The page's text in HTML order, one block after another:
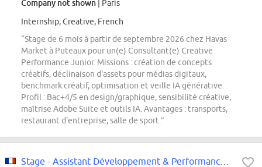
Company not shown | Paris
Internship, Creative, French
“Stage de 6 mois à partir de septembre 2026 chez Havas
Market à Puteaux pour un(e) Consultant(e) Creative
Performance Junior. Missions : création de concepts
créatifs, déclinaison d'assets pour médias digitaux,
benchmark créatif, optimisation et veille IA générative.
Profil : Bac+4/5 en design/graphique, sensibilité créative,
maîtrise Adobe Suite et outils IA. Avantages : transports,
restaurant d'entreprise, salle de sport.”